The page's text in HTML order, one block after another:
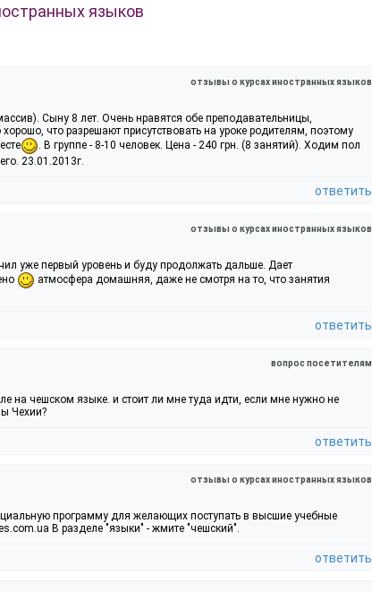
языков
отзывы о курсах иностранных языков
Сыну 8 лет. Очень нравятся обе преподавательницы,
что разрешают присутствовать на уроке родителям, поэтому
. В группе - 8-10 человек. Цена - 240 грн. (8 занятий). Ходим пол
23.01.2013г.
ответить
отзывы о курсах иностранных языков
уже первый уровень и буду продолжать дальше. Дает
атмосфера домашняя, даже не смотря на то, что занятия
ответить
вопрос посетителям
на чешском языке. и стоит ли мне туда идти, если мне нужно не
Чехии?
ответить
отзывы о курсах иностранных языков
программу для желающих поступать в высшие учебные
В разделе "языки" - жмите "чешский".
ответить